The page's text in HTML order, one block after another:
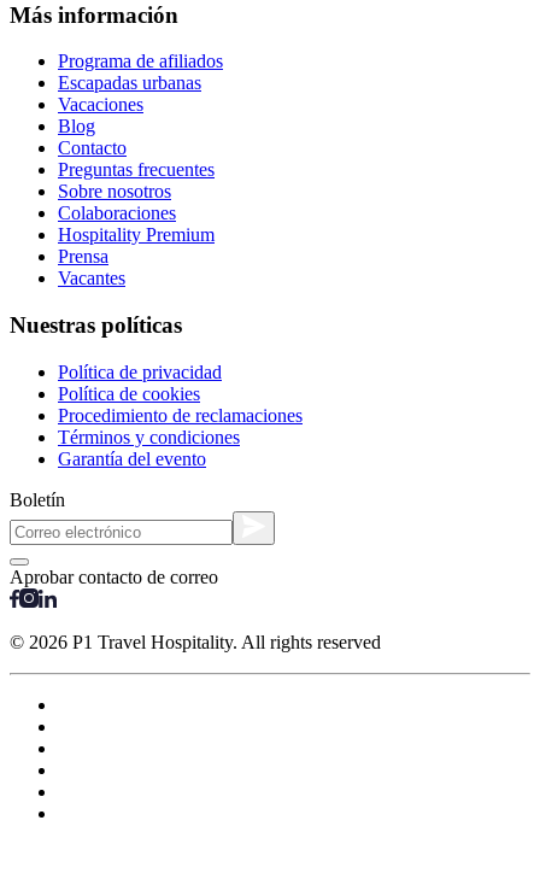
Más información
Programa de afiliados
Escapadas urbanas
Vacaciones
Blog
Contacto
Preguntas frecuentes
Sobre nosotros
Colaboraciones
Hospitality Premium
Prensa
Vacantes
Nuestras políticas
Política de privacidad
Política de cookies
Procedimiento de reclamaciones
Términos y condiciones
Garantía del evento
Boletín
Aprobar contacto de correo
© 2026 P1 Travel Hospitality. All rights reserved